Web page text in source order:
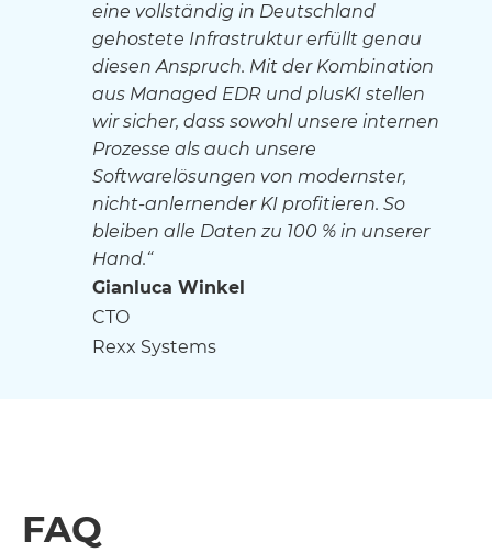
eine vollständig in Deutschland
gehostete Infrastruktur erfüllt genau
diesen Anspruch. Mit der Kombination
aus Managed EDR und plusKI stellen
wir sicher, dass sowohl unsere internen
Prozesse als auch unsere
Softwarelösungen von modernster,
nicht-anlernender KI profitieren. So
bleiben alle Daten zu 100 % in unserer
Hand.“
Gianluca Winkel
CTO
Rexx Systems
FAQ